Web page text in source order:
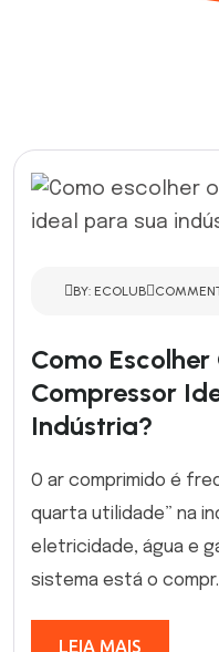
BY: ECOLUB
Como Escolher
Compressor
Indústria?
O ar comprimido é
quarta utilidade” na
eletricidade, água e
sistema está o
LEIA MAIS